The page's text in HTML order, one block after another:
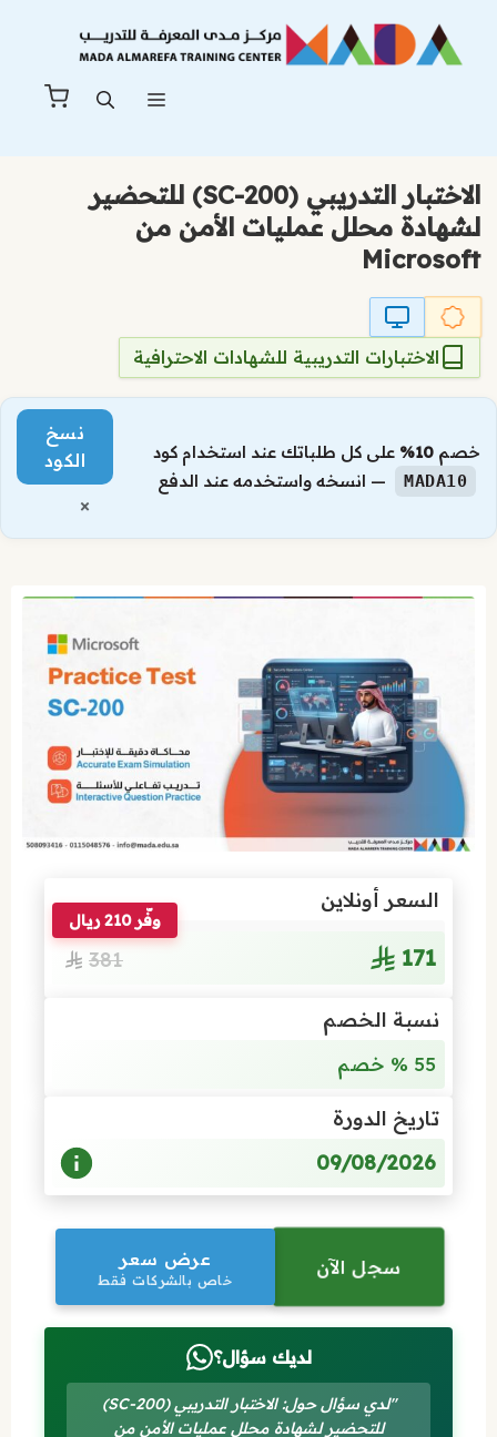
المحتوى
الاختبار التدريبي (SC-200) للتحضير
لشهادة محلل عمليات الأمن من
Microsoft
الاختبارات التدريبية للشهادات الاحترافية
خصم 10% على كل طلباتك عند استخدام كود
MADA10 — انسخه واستخدمه عند الدفع
نسخ
الكود
×
السعر أونلاين
171
وفّر 210 ريال
381
نسبة الخصم
55 % خصم
تاريخ الدورة
09/08/2026
سجل الآن عرض سعر
خاص بالشركات فقط
لديك سؤال؟
"لدي سؤال حول: الاختبار التدريبي (SC-200)
للتحضير لشهادة محلل عمليات الأمن من